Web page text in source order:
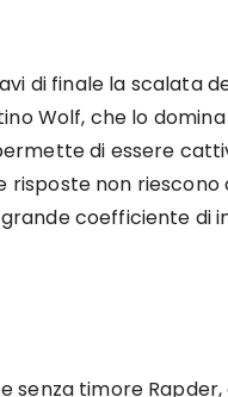
di finale la scalata
Wolf, che lo
di essere
risposte non
coefficiente di
senza timore